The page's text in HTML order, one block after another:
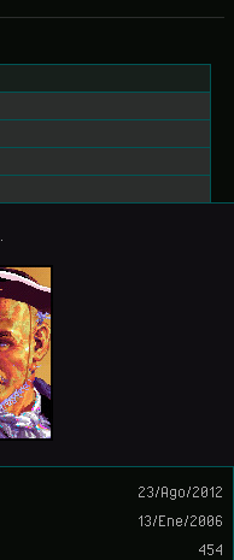
23/Ago/2012
13/Ene/2006
454